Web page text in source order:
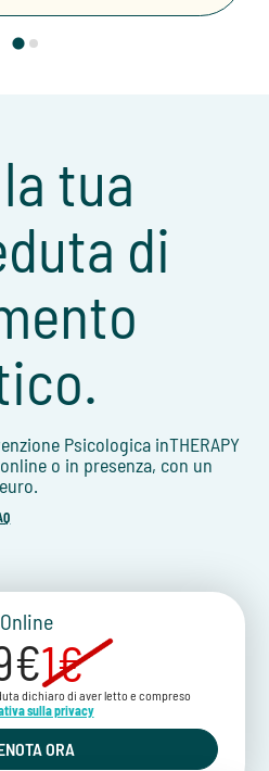
tua
di
Psicologica inTHERAPY
o in presenza, con un
Online
1€
dichiaro di aver letto e compreso
sulla privacy
ORA